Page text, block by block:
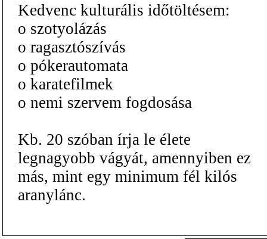
Kedvenc kulturális időtöltésem:
o szotyolázás
o ragasztószívás
o pókerautomata
o karatefilmek
o nemi szervem fogdosása
Kb. 20 szóban írja le élete
legnagyobb vágyát, amennyiben ez
más, mint egy minimum fél kilós
aranylánc.